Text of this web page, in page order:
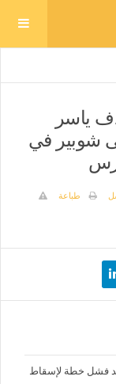
ياسر
شوبير في
طباعة
بعد فشل خطة لإسقاط